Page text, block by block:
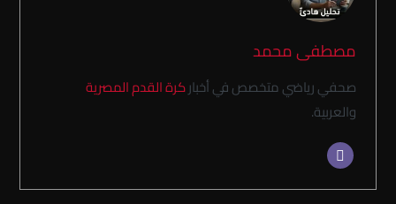
مصطفى محمد
صحفي رياضي متخصص في أخباركرة القدم المصرية
والعربية.